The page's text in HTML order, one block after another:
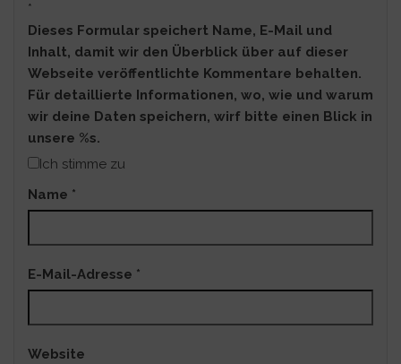
*
Dieses Formular speichert Name, E-Mail und
Inhalt, damit wir den Überblick über auf dieser
Webseite veröffentlichte Kommentare behalten.
Für detaillierte Informationen, wo, wie und warum
wir deine Daten speichern, wirf bitte einen Blick in
unsere %s.
Ich stimme zu
Name *
E-Mail-Adresse *
Website